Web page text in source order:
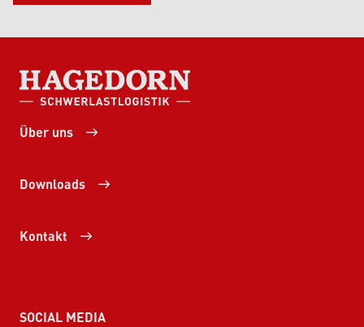
HAGEDORN SCHWERLASTLOGISTIK
Über uns
Downloads
Kontakt
SOCIAL MEDIA